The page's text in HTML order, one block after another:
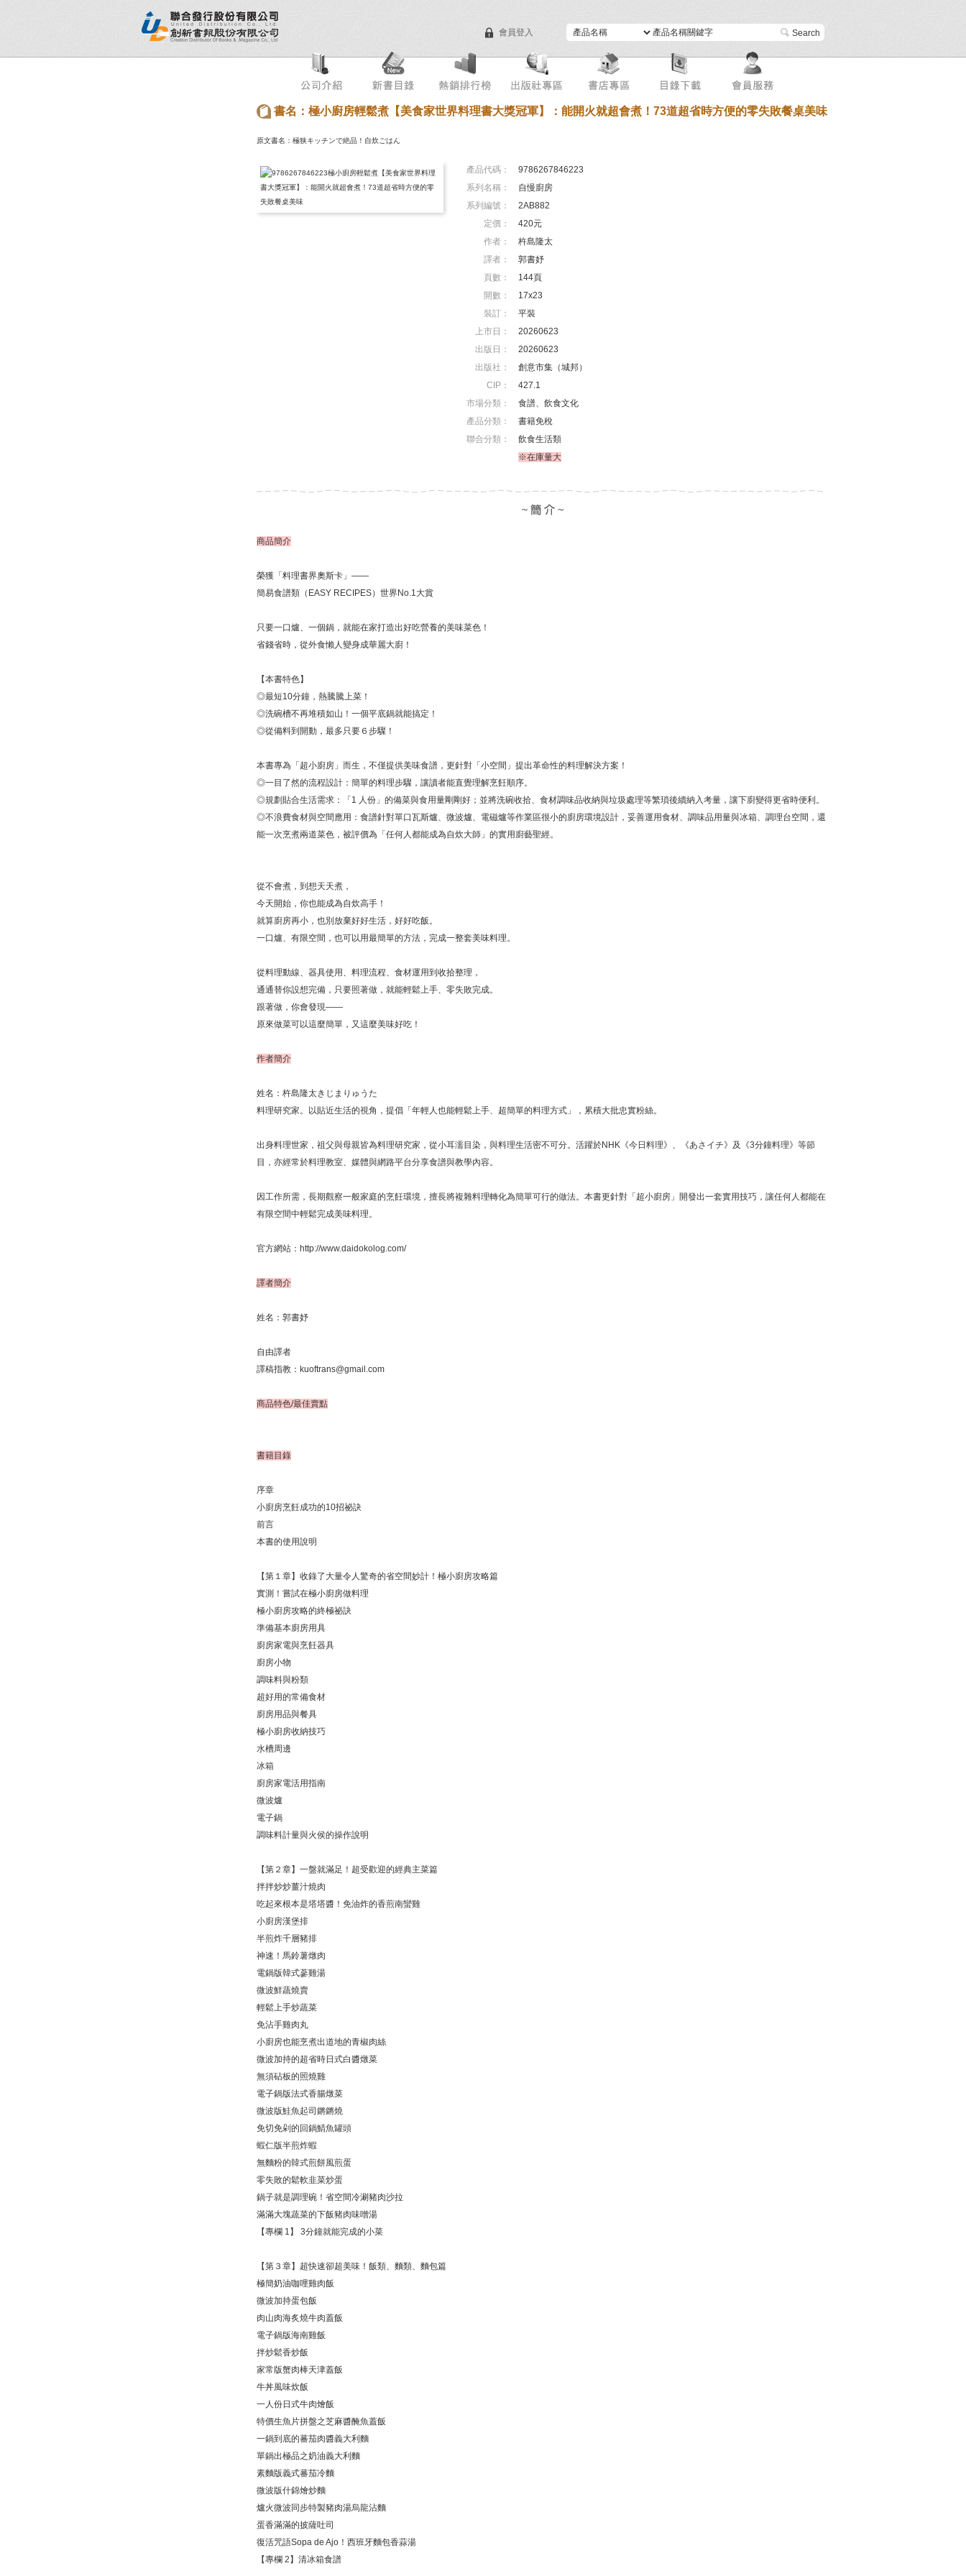
會員登入 進階搜尋
新書目錄 熱銷排行榜 出版社專區 書店專區 目錄下載 會員服務
書名：極小廚房輕鬆煮【美食家世界料理書大獎冠軍】：能開火就超會煮！73道超省時方便的零失敗餐桌美味
原文書名：極狭キッチンで絶品！自炊ごはん
產品代碼：
9786267846223
系列名稱：
自慢廚房
系列編號：
2AB882
定價：
420元
作者：
杵島隆太
譯者：
郭書妤
頁數：
144頁
開數：
17x23
裝訂：
平裝
上市日：
20260623
出版日：
20260623
出版社：
創意市集（城邦）
CIP：
427.1
市場分類：
食譜、飲食文化
產品分類：
書籍免稅
聯合分類：
飲食生活類
※在庫量大
商品簡介
榮獲「料理書界奧斯卡」——
簡易食譜類（EASY RECIPES）世界No.1大賞
只要一口爐、一個鍋，就能在家打造出好吃營養的美味菜色！
省錢省時，從外食懶人變身成華麗大廚！
【本書特色】
◎最短10分鐘，熱騰騰上菜！
◎洗碗槽不再堆積如山！一個平底鍋就能搞定！
◎從備料到開動，最多只要６步驟！
本書專為「超小廚房」而生，不僅提供美味食譜，更針對「小空間」提出革命性的料理解決方案！
◎一目了然的流程設計：簡單的料理步驟，讓讀者能直覺理解烹飪順序。
◎規劃貼合生活需求：「1 人份」的備菜與食用量剛剛好；並將洗碗收拾、食材調味品收納與垃圾處理等繁瑣後續納入考量，讓下廚變得更省時便利。
◎不浪費食材與空間應用：食譜針對單口瓦斯爐、微波爐、電磁爐等作業區很小的廚房環境設計，妥善運用食材、調味品用量與冰箱、調理台空間，還
能一次烹煮兩道菜色，被評價為「任何人都能成為自炊大師」的實用廚藝聖經。
從不會煮，到想天天煮，
今天開始，你也能成為自炊高手！
就算廚房再小，也別放棄好好生活，好好吃飯。
一口爐、有限空間，也可以用最簡單的方法，完成一整套美味料理。
從料理動線、器具使用、料理流程、食材運用到收拾整理，
通通替你設想完備，只要照著做，就能輕鬆上手、零失敗完成。
跟著做，你會發現——
原來做菜可以這麼簡單，又這麼美味好吃！
作者簡介
姓名：杵島隆太きじまりゅうた
料理研究家。以貼近生活的視角，提倡「年輕人也能輕鬆上手、超簡單的料理方式」，累積大批忠實粉絲。
出身料理世家，祖父與母親皆為料理研究家，從小耳濡目染，與料理生活密不可分。活躍於NHK《今日料理》、《あさイチ》及《3分鐘料理》等節
目，亦經常於料理教室、媒體與網路平台分享食譜與教學內容。
因工作所需，長期觀察一般家庭的烹飪環境，擅長將複雜料理轉化為簡單可行的做法。本書更針對「超小廚房」開發出一套實用技巧，讓任何人都能在
有限空間中輕鬆完成美味料理。
官方網站：http://www.daidokolog.com/
譯者簡介
姓名：郭書妤
自由譯者
譯稿指教：kuoftrans@gmail.com
商品特色/最佳賣點
書籍目錄
序章
小廚房烹飪成功的10招祕訣
前言
本書的使用說明
【第１章】收錄了大量令人驚奇的省空間妙計！極小廚房攻略篇
實測！嘗試在極小廚房做料理
極小廚房攻略的終極祕訣
準備基本廚房用具
廚房家電與烹飪器具
廚房小物
調味料與粉類
超好用的常備食材
廚房用品與餐具
極小廚房收納技巧
水槽周邊
冰箱
廚房家電活用指南
微波爐
電子鍋
調味料計量與火侯的操作說明
【第２章】一盤就滿足！超受歡迎的經典主菜篇
拌拌炒炒薑汁燒肉
吃起來根本是塔塔醬！免油炸的香煎南蠻雞
小廚房漢堡排
半煎炸千層豬排
神速！馬鈴薯燉肉
電鍋版韓式蔘雞湯
微波鮮蔬燒賣
輕鬆上手炒蔬菜
免沾手雞肉丸
小廚房也能烹煮出道地的青椒肉絲
微波加持的超省時日式白醬燉菜
無須砧板的照燒雞
電子鍋版法式香腸燉菜
微波版鮭魚起司鏘鏘燒
免切免剁的回鍋鯖魚罐頭
蝦仁版半煎炸蝦
無麵粉的韓式煎餅風煎蛋
零失敗的鬆軟韭菜炒蛋
鍋子就是調理碗！省空間冷涮豬肉沙拉
滿滿大塊蔬菜的下飯豬肉味噌湯
【專欄 1】 3分鐘就能完成的小菜
【第３章】超快速卻超美味！飯類、麵類、麵包篇
極簡奶油咖哩雞肉飯
微波加持蛋包飯
肉山肉海炙燒牛肉蓋飯
電子鍋版海南雞飯
拌炒鬆香炒飯
家常版蟹肉棒天津蓋飯
牛丼風味炊飯
一人份日式牛肉燴飯
特價生魚片拼盤之芝麻醬醃魚蓋飯
一鍋到底的蕃茄肉醬義大利麵
單鍋出極品之奶油義大利麵
素麵版義式蕃茄冷麵
微波版什錦燴炒麵
爐火微波同步特製豬肉湯烏龍沾麵
蛋香滿滿的披薩吐司
復活咒語Sopa de Ajo！西班牙麵包香蒜湯
【專欄 2】清冰箱食譜